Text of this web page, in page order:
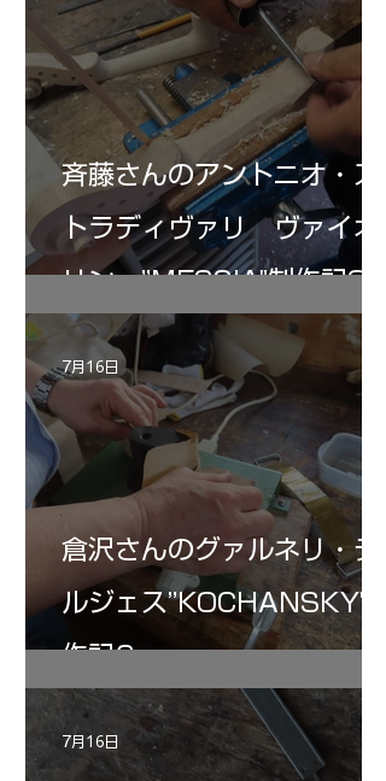
斉藤さんのアントニオ・ス
トラディヴァリ ヴァイオ
リン ”MESSIA"制作記32
倉沢さんのグァルネリ・デ
ルジェス”KOCHANSKY"制
作記6
7月16日
7月16日